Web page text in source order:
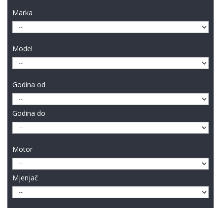
Marka
Model
Godina od
Godina do
Motor
Mjenjač